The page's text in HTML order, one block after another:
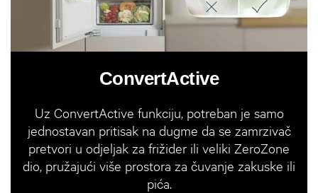
ConvertActive
Uz ConvertActive funkciju, potreban je samo
jednostavan pritisak na dugme da se zamrzivač
pretvori u odjeljak za frižider ili veliki ZeroZone
dio, pružajući više prostora za čuvanje zakuske ili
pića.